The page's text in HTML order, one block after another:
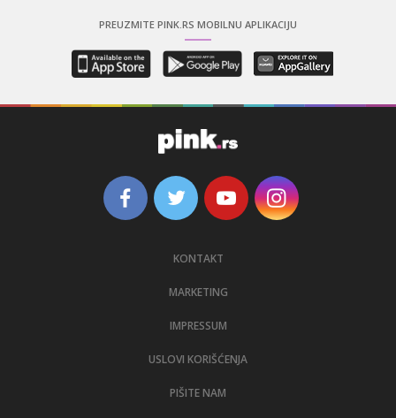
PREUZMITE PINK.RS MOBILNU APLIKACIJU
KONTAKT
MARKETING
IMPRESSUM
USLOVI KORIŠĆENJA
PIŠITE NAM